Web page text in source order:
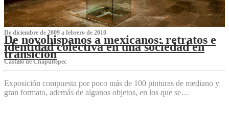
De diciembre de 2009 a febrero de 2010
De novohispanos a mexicanos: retratos e
identidad colectiva en una sociedad en
transición
Castillo de Chapultepec
Exposición compuesta por poco más de 100 pinturas de mediano y
gran formato, además de algunos objetos, en los que se…